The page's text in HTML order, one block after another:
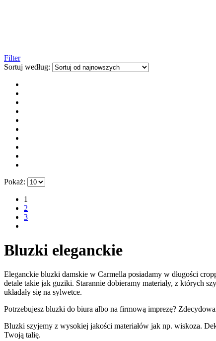
Filter
Sortuj według:
Pokaż:
1
2
3
Bluzki eleganckie
Eleganckie bluzki damskie w Carmella posiadamy w długości
detale takie jak guziki. Starannie dobieramy materiały, z których
układały się na sylwetce.
Potrzebujesz bluzki do biura albo na firmową imprezę?
Bluzki szyjemy z wysokiej jakości materiałów jak np. wiskoza.
Twoją talię.